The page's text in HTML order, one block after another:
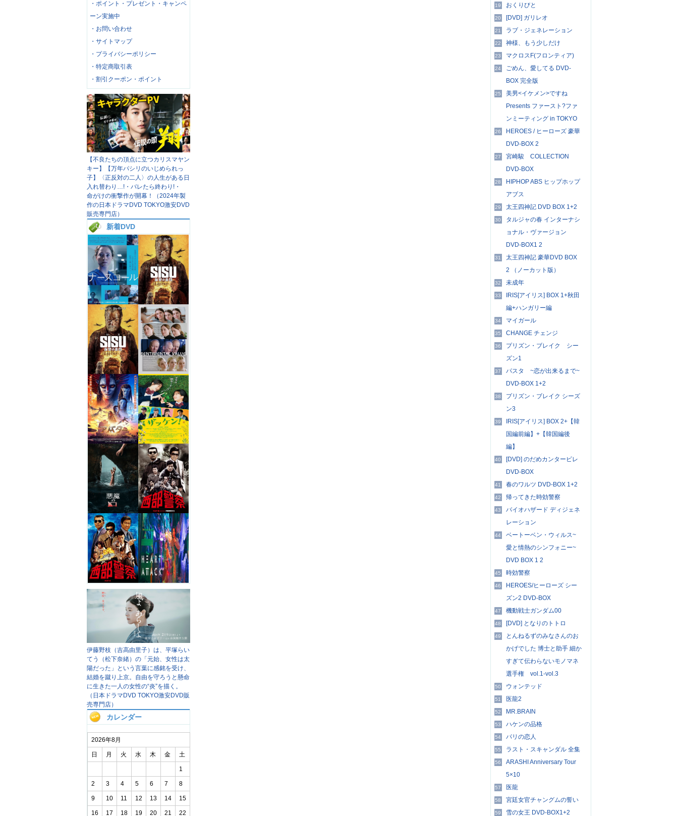
・ポイント・プレゼント・キャンペ
ーン実施中
・お問い合わせ
・サイトマップ
・プライバシーポリシー
・特定商取引表
・割引クーポン・ポイント
【不良たちの頂点に立つカリスマヤン
キー】【万年パシリのいじめられっ
子】〈正反対の二人〉の人生がある日
入れ替わり…!・バレたら終わり!・
命がけの衝撃作が開幕！（2024年製
作の日本ドラマDVD TOKYO激安DVD
販売専門店）
新着DVD
伊藤野枝（吉高由里子）は、平塚らい
てう（松下奈緒）の「元始、女性は太
陽だった」という言葉に感銘を受け、
結婚を蹴り上京。自由を守ろうと懸命
に生きた一人の女性の“炎”を描く。
（日本ドラマDVD TOKYO激安DVD販
売専門店）
カレンダー
2026年8月
日 月 火 水 木 金 土
1
2 3 4 5 6 7 8
9 10 11 12 13 14 15
16 17 18 19 20 21 22
19 おくりびと
20 [DVD] ガリレオ
21 ラブ・ジェネレーション
22 神様、もう少しだけ
23 マクロスF(フロンティア)
24
ごめん、愛してる DVD-
BOX 完全版
25
美男<イケメン>ですね
Presents ファースト?ファ
ンミーティング in TOKYO
26
HEROES / ヒーローズ 豪華
DVD-BOX 2
27
宮崎駿 COLLECTION
DVD-BOX
28
HIPHOP ABS ヒップホップ
アブス
29 太王四神記 DVD BOX 1+2
30
タルジャの春 インターナシ
ョナル・ヴァージョン
DVD-BOX1 2
31
太王四神記 豪華DVD BOX
2 （ノーカット版）
32 未成年
33
IRIS[アイリス] BOX 1+秋田
編+ハンガリー編
34 マイガール
35 CHANGE チェンジ
36
プリズン・ブレイク シー
ズン1
37
パスタ ~恋が出来るまで~
DVD-BOX 1+2
38
プリズン・ブレイク シーズ
ン3
39
IRIS[アイリス] BOX 2+【韓
国編前編】+【韓国編後
編】
40
[DVD] のだめカンタービレ
DVD-BOX
41 春のワルツ DVD-BOX 1+2
42 帰ってきた時効警察
43
バイオハザード ディジェネ
レーション
44
ベートーベン・ウィルス~
愛と情熱のシンフォニー~
DVD BOX 1 2
45 時効警察
46
HEROES/ヒーローズ シー
ズン2 DVD-BOX
47 機動戦士ガンダム00
48 [DVD] となりのトトロ
49
とんねるずのみなさんのお
かげでした 博士と助手 細か
すぎて伝わらないモノマネ
選手権 vol.1-vol.3
50 ウォンテッド
51 医龍2
52 MR.BRAIN
53 ハケンの品格
54 パリの恋人
55 ラスト・スキャンダル 全集
56
ARASHI Anniversary Tour
5×10
57 医龍
58 宮廷女官チャングムの誓い
59 雪の女王 DVD-BOX1+2